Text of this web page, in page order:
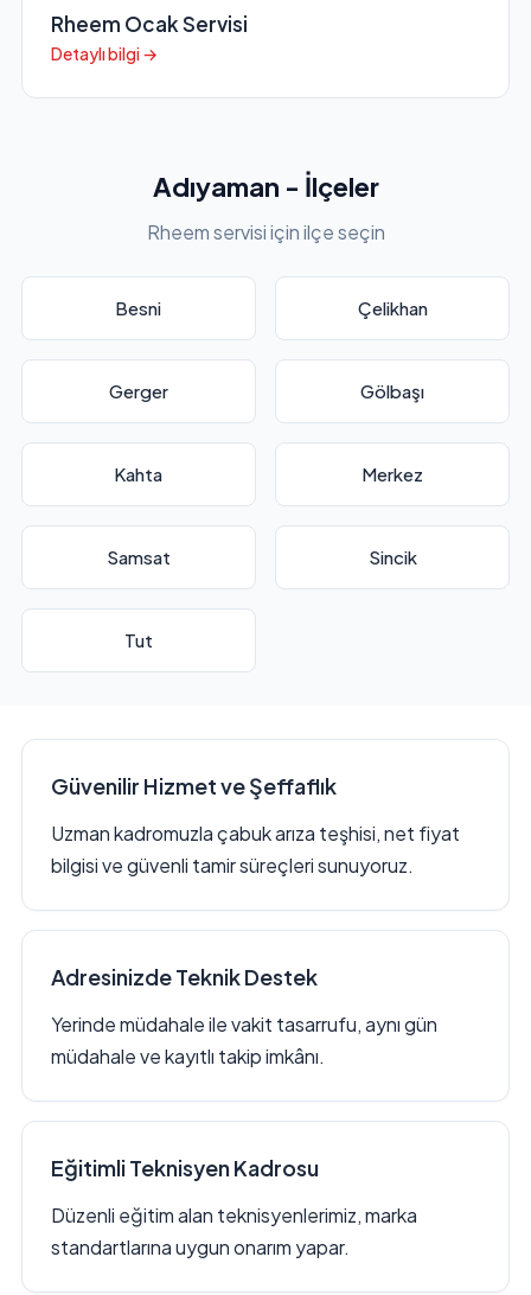
Rheem Ocak Servisi
Detaylı bilgi →
Adıyaman - İlçeler
Rheem servisi için ilçe seçin
Besni Çelikhan
Gerger Gölbaşı
Kahta Merkez
Samsat Sincik
Tut
Güvenilir Hizmet ve Şeffaflık
Uzman kadromuzla çabuk arıza teşhisi, net fiyat
bilgisi ve güvenli tamir süreçleri sunuyoruz.
Adresinizde Teknik Destek
Yerinde müdahale ile vakit tasarrufu, aynı gün
müdahale ve kayıtlı takip imkânı.
Eğitimli Teknisyen Kadrosu
Düzenli eğitim alan teknisyenlerimiz, marka
standartlarına uygun onarım yapar.